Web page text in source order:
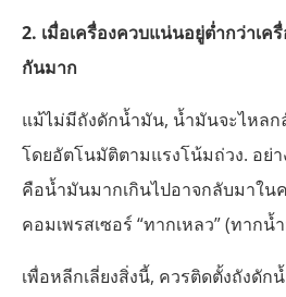
2. เมื่อเครื่องควบแน่นอยู่ต่ำกว่าเค
กันมาก
แม้ไม่มีถังดักน้ำมัน, น้ำมันจะไหลก
โดยอัตโนมัติตามแรงโน้มถ่วง. อย่
คือน้ำมันมากเกินไปอาจกลับมาในค
คอมเพรสเซอร์ “ทากเหลว” (ทากน้
เพื่อหลีกเลี่ยงสิ่งนี้, ควรติดตั้งถังดัก